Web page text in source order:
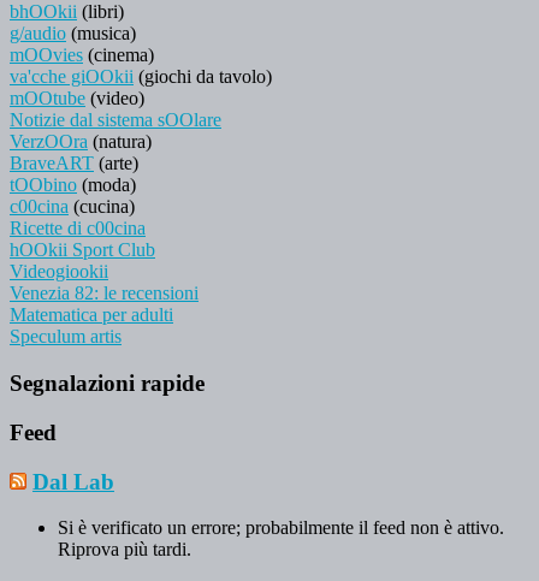
bhOOkii (libri)
g/audio (musica)
mOOvies (cinema)
va'cche giOOkii (giochi da tavolo)
mOOtube (video)
Notizie dal sistema sOOlare
VerzOOra (natura)
BraveART (arte)
tOObino (moda)
c00cina (cucina)
Ricette di c00cina
hOOkii Sport Club
Videogiookii
Venezia 82: le recensioni
Matematica per adulti
Speculum artis
Segnalazioni rapide
Feed
Dal Lab
Si è verificato un errore; probabilmente il feed non è attivo.
Riprova più tardi.